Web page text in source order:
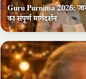
Guru Purnima 2026: जानें
का संपूर्ण मार्गदर्शन